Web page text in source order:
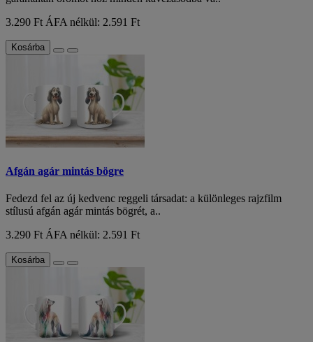
3.290 Ft ÁFA nélkül: 2.591 Ft
Kosárba
Afgán agár mintás bögre
Fedezd fel az új kedvenc reggeli társadat: a különleges rajzfilm
stílusú afgán agár mintás bögrét, a..
3.290 Ft ÁFA nélkül: 2.591 Ft
Kosárba